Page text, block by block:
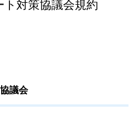
対策協議会規約
議会